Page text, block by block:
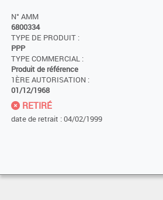
N° AMM
6800334
TYPE DE PRODUIT :
PPP
TYPE COMMERCIAL :
Produit de référence
1ÈRE AUTORISATION :
01/12/1968
RETIRÉ
date de retrait : 04/02/1999